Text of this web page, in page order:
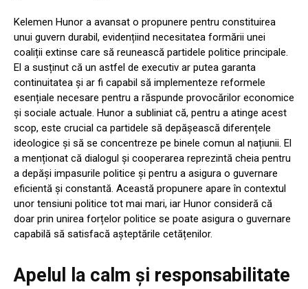
Kelemen Hunor a avansat o propunere pentru constituirea
unui guvern durabil, evidențiind necesitatea formării unei
coaliții extinse care să reunească partidele politice principale.
El a susținut că un astfel de executiv ar putea garanta
continuitatea și ar fi capabil să implementeze reformele
esențiale necesare pentru a răspunde provocărilor economice
și sociale actuale. Hunor a subliniat că, pentru a atinge acest
scop, este crucial ca partidele să depășească diferențele
ideologice și să se concentreze pe binele comun al națiunii. El
a menționat că dialogul și cooperarea reprezintă cheia pentru
a depăși impasurile politice și pentru a asigura o guvernare
eficientă și constantă. Această propunere apare în contextul
unor tensiuni politice tot mai mari, iar Hunor consideră că
doar prin unirea forțelor politice se poate asigura o guvernare
capabilă să satisfacă așteptările cetățenilor.
Apelul la calm și responsabilitate